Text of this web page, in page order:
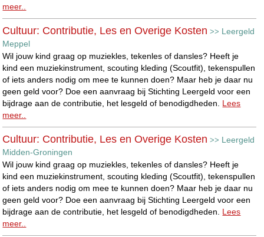
meer..
Cultuur: Contributie, Les en Overige Kosten >> Leergeld
Meppel
Wil jouw kind graag op muziekles, tekenles of dansles? Heeft je
kind een muziekinstrument, scouting kleding (Scoutfit), tekenspullen
of iets anders nodig om mee te kunnen doen? Maar heb je daar nu
geen geld voor? Doe een aanvraag bij Stichting Leergeld voor een
bijdrage aan de contributie, het lesgeld of benodigdheden. Lees
meer..
Cultuur: Contributie, Les en Overige Kosten >> Leergeld
Midden-Groningen
Wil jouw kind graag op muziekles, tekenles of dansles? Heeft je
kind een muziekinstrument, scouting kleding (Scoutfit), tekenspullen
of iets anders nodig om mee te kunnen doen? Maar heb je daar nu
geen geld voor? Doe een aanvraag bij Stichting Leergeld voor een
bijdrage aan de contributie, het lesgeld of benodigdheden. Lees
meer..